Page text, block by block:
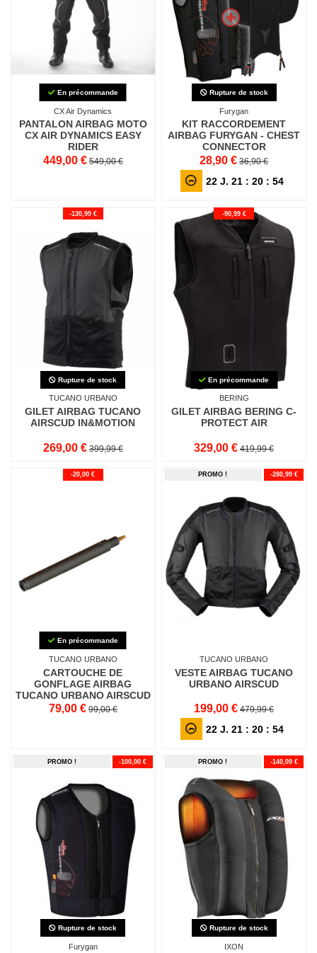
En précommande
CX Air Dynamics
PANTALON AIRBAG MOTO
CX AIR DYNAMICS EASY
RIDER
449,00 € 549,00 €
Rupture de stock
Furygan
KIT RACCORDEMENT
AIRBAG FURYGAN - CHEST
CONNECTOR
28,90 € 36,90 €
22 J. 21 :20 :53
-130,99 €
Rupture de stock
TUCANO URBANO
GILET AIRBAG TUCANO
AIRSCUD IN&MOTION
269,00 € 399,99 €
-90,99 €
En précommande
BERING
GILET AIRBAG BERING C-
PROTECT AIR
329,00 € 419,99 €
-20,00 €
En précommande
TUCANO URBANO
CARTOUCHE DE
GONFLAGE AIRBAG
TUCANO URBANO AIRSCUD
79,00 € 99,00 €
PROMO ! -280,99 €
TUCANO URBANO
VESTE AIRBAG TUCANO
URBANO AIRSCUD
199,00 € 479,99 €
22 J. 21 :20 :53
PROMO ! -100,00 €
Rupture de stock
Furygan
PROMO ! -140,09 €
Rupture de stock
IXON